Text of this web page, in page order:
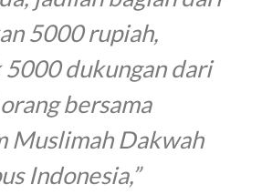
5000 rupiah,
dukungan dari
bersama
Muslimah Dakwah
Indonesia,”